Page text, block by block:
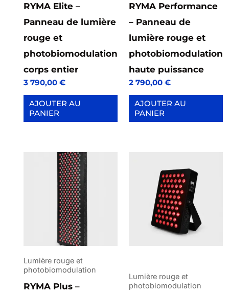
RYMA Elite –
Panneau de lumière
rouge et
photobiomodulation
corps entier
3 790,00 €
AJOUTER AU
PANIER
RYMA Performance
– Panneau de
lumière rouge et
photobiomodulation
haute puissance
2 790,00 €
AJOUTER AU
PANIER
Lumière rouge et
photobiomodulation
RYMA Plus –
Lumière rouge et
photobiomodulation